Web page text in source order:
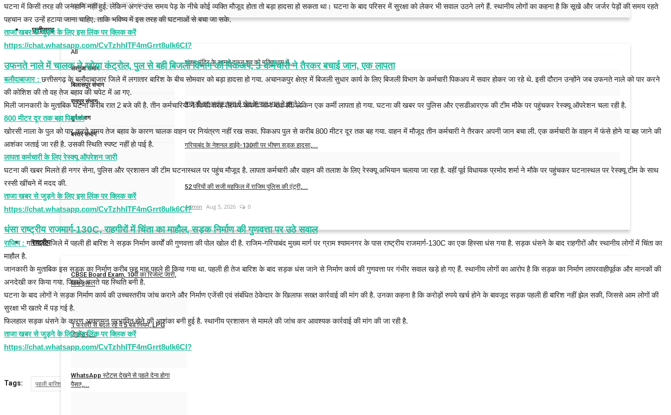
tajakhabar Jul 31, 2023 0
छत्तीसगढ़
All
सरगुजा संभाग
बिलासपुर संभाग
रायपुर संभाग
दुर्ग संभाग
बस्तर संभाग
शंकर मंदिर के सामने दफन शव को मुक्ति धाम में...
Admin Aug 5, 2026 0
भालुओं का आतंक: छुरा में खेत के पास भालू ने हमले...
गरियाबंद के नेशनल हाईवे-130सी पर भीषण सड़क हादसा,...
Aug 5, 2026
52 परियों की सजी महफिल में राजिम पुलिस की एंट्री,...
Admin Aug 5, 2026 0
राष्ट्रीय
CBSE Board Exam, 10वीं का रिजल्ट जारी,
बिना इस...
Admin
1 फरवरी से बदल रहे ये 5 बड़े नियम, LPG
सिलेंडर,...
WhatsApp स्टेटस देखने से पहले देना होगा
पैसा!,...
घटना में किसी तरह की जनहानि नहीं हुई. लेकिन अगर उस समय पेड़ के नीचे कोई व्यक्ति मौजूद होता तो बड़ा हादसा हो सकता था। घटना के बाद परिसर में सुरक्षा को लेकर भी सवाल उठने लगे हैं. स्थानीय लोगों का कहना है कि सूखे और जर्जर पेड़ों की समय रहते
पहचान कर उन्हें हटाया जाना चाहिए. ताकि भविष्य में इस तरह की घटनाओं से बचा जा सके.
ताजा खबर से जुड़ने के लिए इस लिंक पर क्लिक करें
https://chat.whatsapp.com/CvTzhhITF4mGrrt8ulk6CI?
उफनते नाले में चालक ने खोया कंट्रोल, पुल से बही बिजली विभाग की पिकअप, 3 कर्मचारी ने तैरकर बचाई जान, एक लापता
बलौदाबाजार : छत्तीसगढ़ के बलौदाबाजार जिले में लगातार बारिश के बीच सोमवार को बड़ा हादसा हो गया. अचानकपुर क्षेत्र में बिजली सुधार कार्य के लिए बिजली विभाग के कर्मचारी पिकअप में सवार होकर जा रहे थे. इसी दौरान उन्होंने जब उफनते नाले को पार करने
की कोशिश की तो वह तेज बहाव की चपेट में आ गए.
मिली जानकारी के मुताबिक घटना करीब रात 2 बजे की है. तीन कर्मचारियों ने किसी तरह तैरकर अपनी जान बचा ली. लेकिन एक कर्मी लापता हो गया. घटना की खबर पर पुलिस और एसडीआरएफ की टीम मौके पर पहुंचकर रेस्क्यू ऑपरेशन चला रही है.
800 मीटर दूर तक बहा पिकअप
खोरसी नाला के पुल को पार करते समय तेज बहाव के कारण चालक वाहन पर नियंत्रण नहीं रख सका. पिकअप पुल से करीब 800 मीटर दूर तक बह गया. वाहन में मौजूद तीन कर्मचारी ने तैरकर अपनी जान बचा ली. एक कर्मचारी के वाहन में फंसे होने या बह जाने की
आशंका जताई जा रही है. उसकी स्थिति स्पष्ट नहीं हो पाई है.
लापता कर्मचारी के लिए रेस्क्यू ऑपरेशन जारी
घटना की खबर मिलते ही नगर सेना, पुलिस और प्रशासन की टीम घटनास्थल पर पहुंच मौजूद है. लापता कर्मचारी और वाहन की तलाश के लिए रेस्क्यू अभियान चलाया जा रहा है. वहीं पूर्व विधायक प्रमोद शर्मा ने मौके पर पहुंचकर घटनास्थल पर रेस्क्यू टीम के साथ
रस्सी खींचने में मदद की.
ताजा खबर से जुड़ने के लिए इस लिंक पर क्लिक करें
https://chat.whatsapp.com/CvTzhhITF4mGrrt8ulk6CI?
धंसा राष्ट्रीय राजमार्ग-130C, राहगीरों में चिंता का माहौल, सड़क निर्माण की गुणवत्ता पर उठे सवाल
राजिम :गरियाबंद जिले में पहली ही बारिश ने सड़क निर्माण कार्यों की गुणवत्ता की पोल खोल दी है. राजिम-गरियाबंद मुख्य मार्ग पर ग्राम श्यामनगर के पास राष्ट्रीय राजमार्ग-130C का एक हिस्सा धंस गया है. सड़क धंसने के बाद राहगीरों और स्थानीय लोगों में चिंता का
माहौल है.
जानकारी के मुताबिक इस सड़क का निर्माण करीब छह माह पहले ही किया गया था. पहली ही तेज बारिश के बाद सड़क धंस जाने से निर्माण कार्य की गुणवत्ता पर गंभीर सवाल खड़े हो गए हैं. स्थानीय लोगों का आरोप है कि सड़क का निर्माण लापरवाहीपूर्वक और मानकों की
अनदेखी कर किया गया. जिसके चलते यह स्थिति बनी है.
घटना के बाद लोगों ने सड़क निर्माण कार्य की उच्चस्तरीय जांच कराने और निर्माण एजेंसी एवं संबंधित ठेकेदार के खिलाफ सख्त कार्रवाई की मांग की है. उनका कहना है कि करोड़ों रुपये खर्च होने के बावजूद सड़क पहली ही बारिश नहीं झेल सकी, जिससे आम लोगों की
सुरक्षा भी खतरे में पड़ गई है.
फिलहाल सड़क धंसने के कारण आवागमन प्रभावित होने की आशंका बनी हुई है. स्थानीय प्रशासन से मामले की जांच कर आवश्यक कार्रवाई की मांग की जा रही है.
ताजा खबर से जुड़ने के लिए इस लिंक पर क्लिक करें
https://chat.whatsapp.com/CvTzhhITF4mGrrt8ulk6CI?
Tags: पहली बारिश में ही महानदी पर बना हरदीडीह एनीकट टूटा